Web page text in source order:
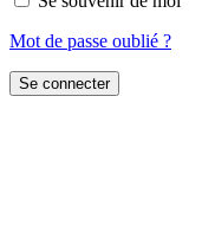
Mot de passe oublié ?